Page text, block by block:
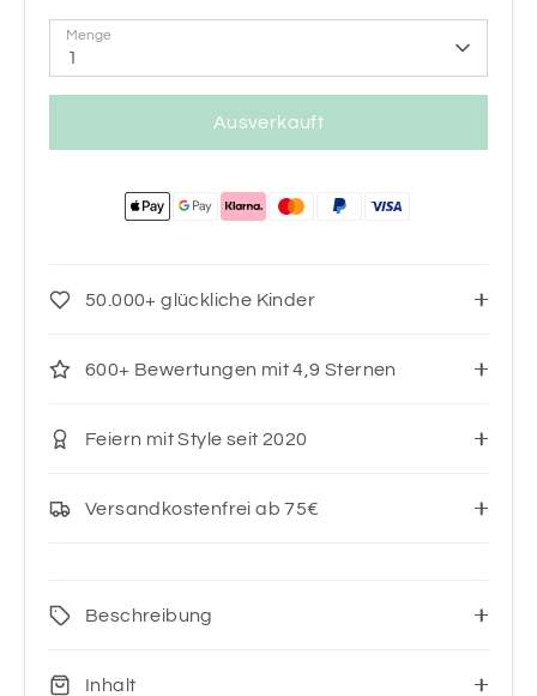
Menge
1
Ausverkauft
50.000+ glückliche Kinder
600+ Bewertungen mit 4,9 Sternen
Feiern mit Style seit 2020
Versandkostenfrei ab 75€
Beschreibung
Inhalt